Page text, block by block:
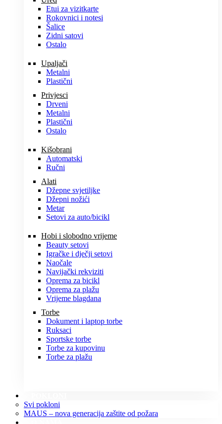
Etui za vizitkarte
Rokovnici i notesi
Šalice
Zidni satovi
Ostalo
Upaljači
Metalni
Plastični
Privjesci
Drveni
Metalni
Plastični
Ostalo
Kišobrani
Automatski
Ručni
Alati
Džepne svjetiljke
Džepni nožići
Metar
Setovi za auto/bicikl
Hobi i slobodno vrijeme
Beauty setovi
Igračke i dječji setovi
Naočale
Navijački rekviziti
Oprema za bicikl
Oprema za plažu
Vrijeme blagdana
Torbe
Dokument i laptop torbe
Ruksaci
Sportske torbe
Torbe za kupovinu
Torbe za plažu
Svi pokloni
MAUS – nova generacija zaštite od požara